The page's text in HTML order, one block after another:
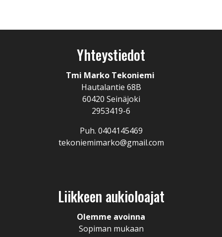
Yhteystiedot
Tmi Marko Tekoniemi
Hautalantie 68B
60420 Seinäjoki
2953419-6
Puh. 0404145469
tekoniemimarko@gmail.com
Liikkeen aukioloajat
Olemme avoinna
Sopiman mukaan